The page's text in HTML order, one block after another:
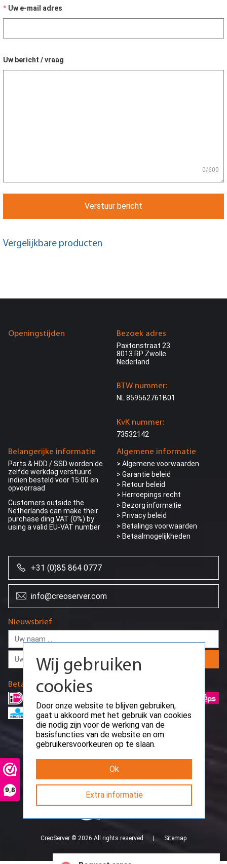
Uw e-mail adres
Uw bericht / vraag
0/600
Verstuur bericht
Vergelijkbare producten
Openingstijden
Belangerijke informatie
Parts & HDD / SSD worden de
zelfde werkdag verstuurd
indien besteld voor 15:00 en
opvoorraad
Customers outside the
Netherlands can make their
purchase ding VAT (0%) by
using a valid EU-VAT number
Algemene informatie
> Algemene voorwaarden
> Garantie beleid
> Retour beleid
> Herroepings recht
> Bezorg informatie
> Privacy beleid
> Betalings voorwaarden
> Betaalmogelijkheden
Bezoek adres
Paxtonstraat 23
8013 RP Zwolle
Nederland
BTW nummer:
NL 859562761B01
KvK nummer:
73532142
+31 (0)85 864 0777
info@creoserver.com
Nieuwsbrief
CreoServer © 2026 All rights reserved Sitemap
Betaalmethodes
Wij gebruiken
cookies
gaat u akkoord met het gebruik van cookies
die nodig zijn voor de werking van de
basisfuncties van de website en om
gebruikersvoorkeuren op te slaan.
Ok
Extra informatie
Request error
Path: /api/public/work-time